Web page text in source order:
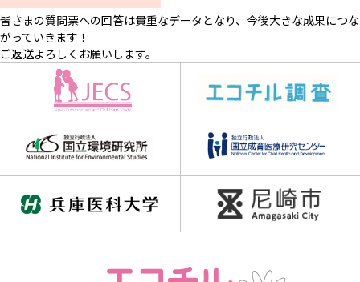
皆さまの質問票への回答は貴重なデータとなり、今後大きな成果につな
がっていきます！
ご返送よろしくお願いします。